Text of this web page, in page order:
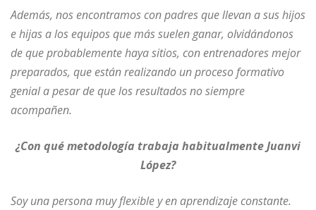
Además, nos encontramos con padres que llevan a sus hijos
e hijas a los equipos que más suelen ganar, olvidándonos
de que probablemente haya sitios, con entrenadores mejor
preparados, que están realizando un proceso formativo
genial a pesar de que los resultados no siempre
acompañen.
¿Con qué metodología trabaja habitualmente Juanvi
López?
Soy una persona muy flexible y en aprendizaje constante.